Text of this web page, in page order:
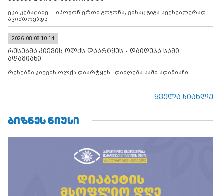
ეკა კუპატაძე - "იპოვონ ერთი გოგონა, ვისაც გიგა სექსუალურად
ავიწროებდა
2026-08-08 10:14
რუსებმა კიევის ოლქს დაარტყეს - დაიღუპა სამი
ადამიანი
რუსებმა კიევის ოლქს დაარტყეს - დაიღუპა სამი ადამიანი
ყველა სიახლე
ᲑᲘᲖᲜᲔᲡ ᲜᲘᲣᲡᲘ